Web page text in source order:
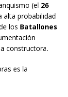
(el 26
probabilidad
los Batallones
constructora.
es la